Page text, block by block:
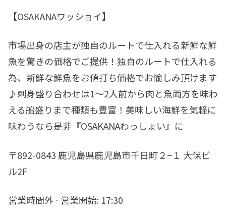
【OSAKANAワッショイ】
市場出身の店主が独自のルートで仕入れる新鮮な鮮
魚を驚きの価格でご提供！独自のルートで仕入れる
為、新鮮な鮮魚をお値打ち価格でお愉しみ頂けます
♪刺身盛り合わせは1～2人前から肉と魚両方を味わ
える船盛りまで種類も豊富！美味しい海鮮を気軽に
味わうなら是非『OSAKANAわっしょい』に
〒892-0843 鹿児島県鹿児島市千日町２−１ 大保ビ
ル2F
営業時間外 ⋅ 営業開始: 17:30